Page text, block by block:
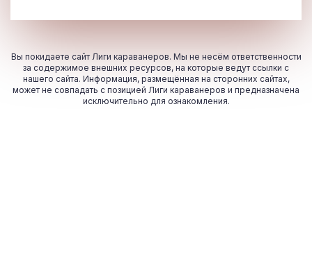
Вы покидаете сайт Лиги караванеров. Мы не несём ответственности
за содержимое внешних ресурсов, на которые ведут ссылки с
нашего сайта. Информация, размещённая на сторонних сайтах,
может не совпадать с позицией Лиги караванеров и предназначена
исключительно для ознакомления.